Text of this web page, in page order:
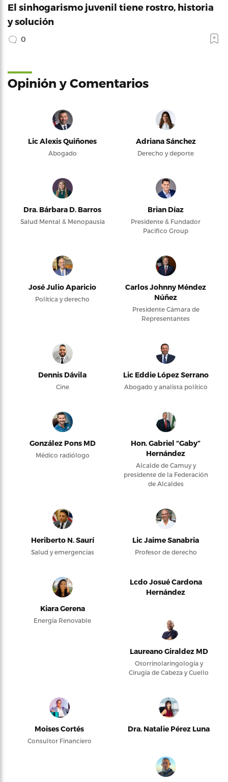
El sinhogarismo juvenil tiene rostro, historia
y solución
0
Opinión y Comentarios
Lic Alexis Quiñones
Abogado
Adriana Sánchez
Derecho y deporte
Dra. Bárbara D. Barros
Salud Mental & Menopausia
Brian Díaz
Presidente & Fundador
Pacifico Group
José Julio Aparicio
Política y derecho
Carlos Johnny Méndez
Núñez
Presidente Cámara de
Representantes
Dennis Dávila
Cine
Lic Eddie López Serrano
Abogado y analista político
González Pons MD
Médico radiólogo
Hon. Gabriel “Gaby”
Hernández
Alcalde de Camuy y
presidente de la Federación
de Alcaldes
Heriberto N. Saurí
Salud y emergencias
Lic Jaime Sanabria
Profesor de derecho
Kiara Gerena
Energía Renovable
Lcdo Josué Cardona
Hernández
Laureano Giraldez MD
Otorrinolaringología y
Cirugía de Cabeza y Cuello
Moises Cortés
Consultor Financiero
Dra. Natalie Pérez Luna